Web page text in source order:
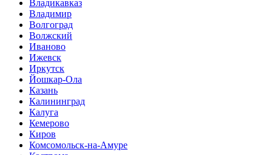
Владикавказ
Владимир
Волгоград
Волжский
Иваново
Ижевск
Иркутск
Йошкар-Ола
Казань
Калининград
Калуга
Кемерово
Киров
Комсомольск-на-Амуре